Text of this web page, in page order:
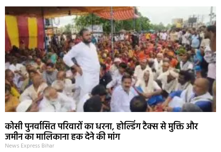
कोसी पुनर्वासित परिवारों का धरना, होल्डिंग टैक्स से मुक्ति और
जमीन का मालिकाना हक देने की मांग
News Express Bihar